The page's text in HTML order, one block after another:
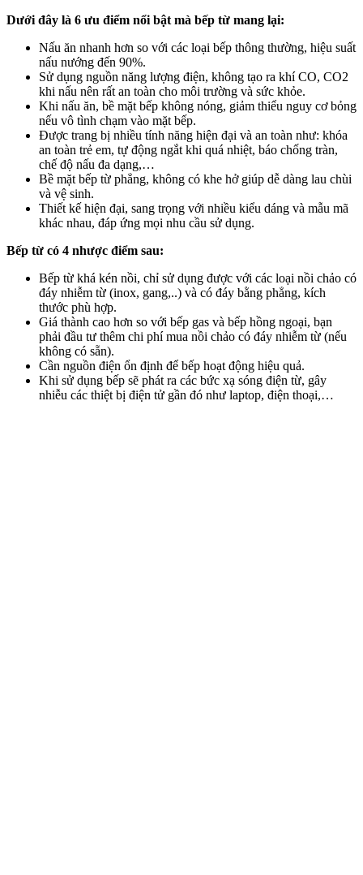
Dưới đây là 6 ưu điểm nổi bật mà bếp từ mang lại:
Nấu ăn nhanh hơn so với các loại bếp thông thường, hiệu suất
nấu nướng đến 90%.
Sử dụng nguồn năng lượng điện, không tạo ra khí CO, CO2
khi nấu nên rất an toàn cho môi trường và sức khỏe.
Khi nấu ăn, bề mặt bếp không nóng, giảm thiểu nguy cơ bỏng
nếu vô tình chạm vào mặt bếp.
Được trang bị nhiều tính năng hiện đại và an toàn như: khóa
an toàn trẻ em, tự động ngắt khi quá nhiệt, báo chống tràn,
chế độ nấu đa dạng,…
Bề mặt bếp từ phẳng, không có khe hở giúp dễ dàng lau chùi
và vệ sinh.
Thiết kế hiện đại, sang trọng với nhiều kiểu dáng và mẫu mã
khác nhau, đáp ứng mọi nhu cầu sử dụng.
Bếp từ có 4 nhược điểm sau:
Bếp từ khá kén nồi, chỉ sử dụng được với các loại nồi chảo có
đáy nhiễm từ (inox, gang,..) và có đáy bằng phẳng, kích
thước phù hợp.
Giá thành cao hơn so với bếp gas và bếp hồng ngoại, bạn
phải đầu tư thêm chi phí mua nồi chảo có đáy nhiễm từ (nếu
không có sẵn).
Cần nguồn điện ổn định để bếp hoạt động hiệu quả.
Khi sử dụng bếp sẽ phát ra các bức xạ sóng điện từ, gây
nhiễu các thiệt bị điện tử gần đó như laptop, điện thoại,…